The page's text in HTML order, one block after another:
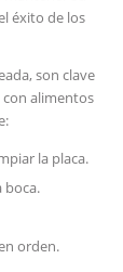
éxito de los
son clave
alimentos
la‌ placa.
boca.
orden.